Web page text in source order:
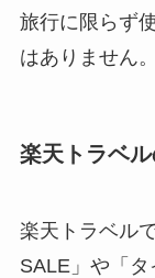
旅行に限らず
はありません。
楽天トラベ
楽天トラベル
SALE」や「タ